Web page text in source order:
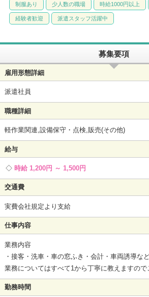
制服あり 少人数の職場 時給1000円以上
経験者歓迎 派遣スタッフ活躍中
募集要項
雇用形態詳細
派遣社員
職種詳細
軽作業関連,設備保守・点検,販売(その他)
給与
時給 1,200円 ～ 1,500円
交通費
実費会社規定より支給
仕事内容
業務内容
・接客・洗車・車の窓ふき・会計・車両誘導な
業務についてはすべて1から丁寧に教えますので
勤務時間